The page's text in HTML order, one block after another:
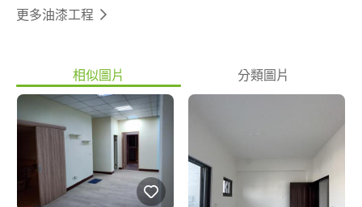
更多油漆工程
相似圖片 分類圖片